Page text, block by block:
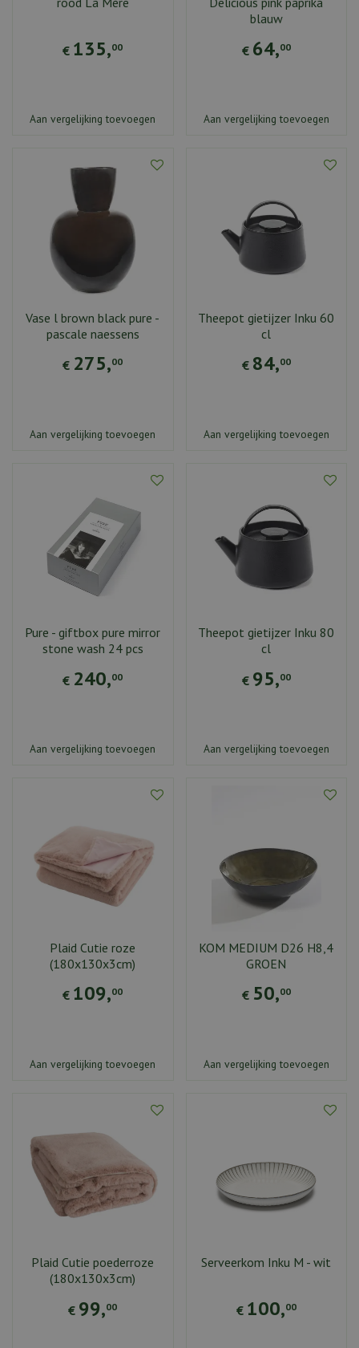
€ 135,00
Aan vergelijking toevoegen
blauw
€ 64,00
Aan vergelijking toevoegen
Vase l brown black pure -
pascale naessens
€ 275,00
Aan vergelijking toevoegen
Theepot gietijzer Inku 60
cl
€ 84,00
Aan vergelijking toevoegen
Pure - giftbox pure mirror
stone wash 24 pcs
€ 240,00
Aan vergelijking toevoegen
Theepot gietijzer Inku 80
cl
€ 95,00
Aan vergelijking toevoegen
Plaid Cutie roze
(180x130x3cm)
€ 109,00
Aan vergelijking toevoegen
KOM MEDIUM D26 H8,4
GROEN
€ 50,00
Aan vergelijking toevoegen
Plaid Cutie poederroze
(180x130x3cm)
€ 99,00
Serveerkom Inku M - wit
€ 100,00